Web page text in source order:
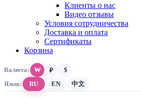
Клиенты о нас
Видео отзывы
Условия сотрудничества
Доставка и оплата
Сертификаты
Корзина
Валюта: ₩ ₽
$
Язык:
RU EN 中文